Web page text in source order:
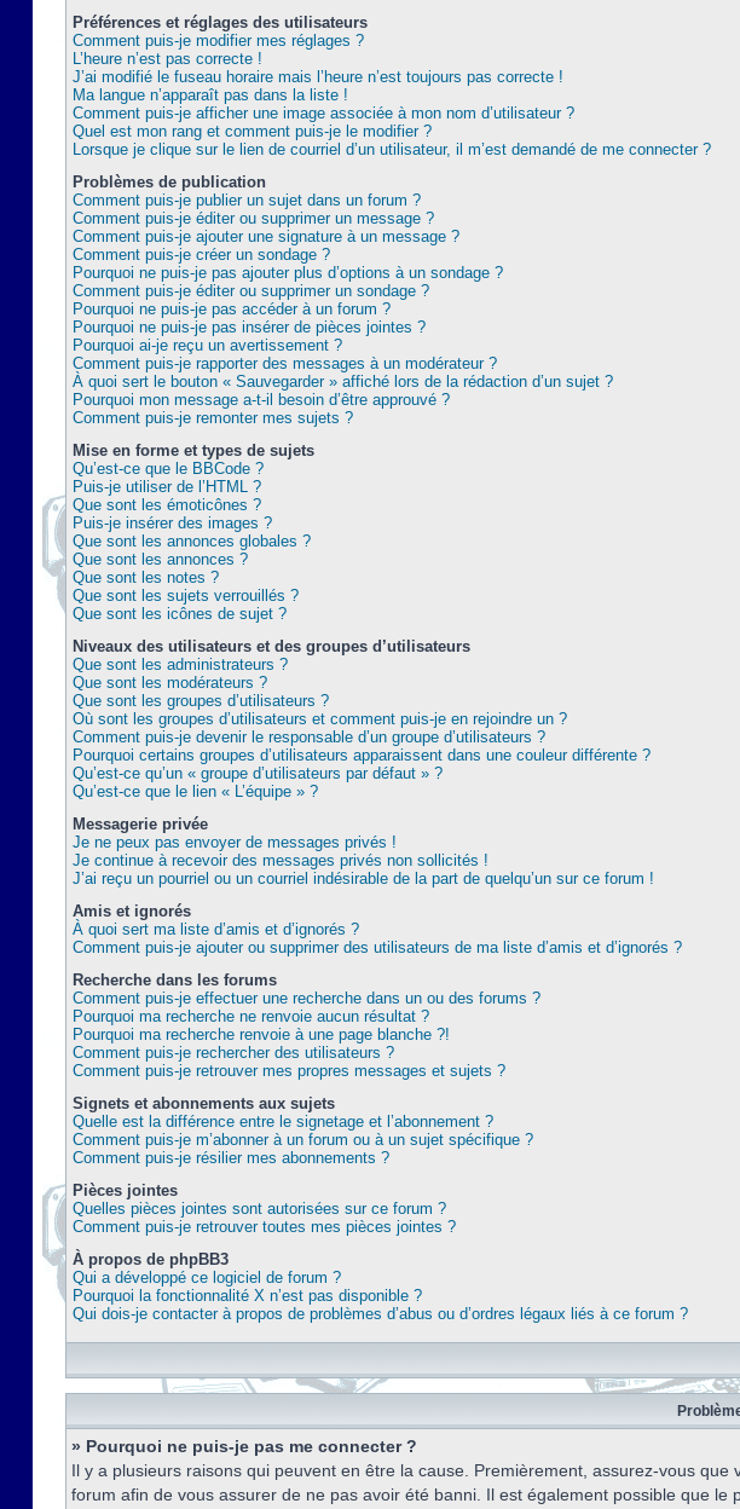
Préférences et réglages des utilisateurs
Comment puis-je modifier mes réglages ?
L’heure n’est pas correcte !
J’ai modifié le fuseau horaire mais l’heure n’est toujours pas correcte !
Ma langue n’apparaît pas dans la liste !
Comment puis-je afficher une image associée à mon nom d’utilisateur ?
Quel est mon rang et comment puis-je le modifier ?
Lorsque je clique sur le lien de courriel d’un utilisateur, il m’est demandé de me connecter ?
Problèmes de publication
Comment puis-je publier un sujet dans un forum ?
Comment puis-je éditer ou supprimer un message ?
Comment puis-je ajouter une signature à un message ?
Comment puis-je créer un sondage ?
Pourquoi ne puis-je pas ajouter plus d’options à un sondage ?
Comment puis-je éditer ou supprimer un sondage ?
Pourquoi ne puis-je pas accéder à un forum ?
Pourquoi ne puis-je pas insérer de pièces jointes ?
Pourquoi ai-je reçu un avertissement ?
Comment puis-je rapporter des messages à un modérateur ?
À quoi sert le bouton « Sauvegarder » affiché lors de la rédaction d’un sujet ?
Pourquoi mon message a-t-il besoin d’être approuvé ?
Comment puis-je remonter mes sujets ?
Mise en forme et types de sujets
Qu’est-ce que le BBCode ?
Puis-je utiliser de l’HTML ?
Que sont les émoticônes ?
Puis-je insérer des images ?
Que sont les annonces globales ?
Que sont les annonces ?
Que sont les notes ?
Que sont les sujets verrouillés ?
Que sont les icônes de sujet ?
Niveaux des utilisateurs et des groupes d’utilisateurs
Que sont les administrateurs ?
Que sont les modérateurs ?
Que sont les groupes d’utilisateurs ?
Où sont les groupes d’utilisateurs et comment puis-je en rejoindre un ?
Comment puis-je devenir le responsable d’un groupe d’utilisateurs ?
Pourquoi certains groupes d’utilisateurs apparaissent dans une couleur différente ?
Qu’est-ce qu’un « groupe d’utilisateurs par défaut » ?
Qu’est-ce que le lien « L’équipe » ?
Messagerie privée
Je ne peux pas envoyer de messages privés !
Je continue à recevoir des messages privés non sollicités !
J’ai reçu un pourriel ou un courriel indésirable de la part de quelqu’un sur ce forum !
Amis et ignorés
À quoi sert ma liste d’amis et d’ignorés ?
Comment puis-je ajouter ou supprimer des utilisateurs de ma liste d’amis et d’ignorés ?
Recherche dans les forums
Comment puis-je effectuer une recherche dans un ou des forums ?
Pourquoi ma recherche ne renvoie aucun résultat ?
Pourquoi ma recherche renvoie à une page blanche ?!
Comment puis-je rechercher des utilisateurs ?
Comment puis-je retrouver mes propres messages et sujets ?
Signets et abonnements aux sujets
Quelle est la différence entre le signetage et l’abonnement ?
Comment puis-je m’abonner à un forum ou à un sujet spécifique ?
Comment puis-je résilier mes abonnements ?
Pièces jointes
Quelles pièces jointes sont autorisées sur ce forum ?
Comment puis-je retrouver toutes mes pièces jointes ?
À propos de phpBB3
Qui a développé ce logiciel de forum ?
Pourquoi la fonctionnalité X n’est pas disponible ?
Qui dois-je contacter à propos de problèmes d’abus ou d’ordres légaux liés à ce forum ?
» Pourquoi ne puis-je pas me connecter ?
Il y a plusieurs raisons qui peuvent en être la cause. Premièrement, assurez-vous
forum afin de vous assurer de ne pas avoir été banni. Il est également possible que